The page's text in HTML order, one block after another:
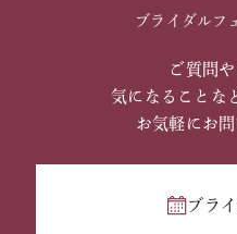
ブライダルフ
ご質問や
気になることな
お気軽にお
ブラ